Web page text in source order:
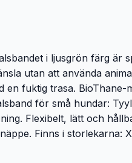
i ljusgrön färg är
utan att använda
fuktig trasa.
för små hundar:
Flexibelt, lätt och
Finns i storlekarna: